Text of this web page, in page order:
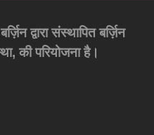
द्वारा संस्थापित बर्ज़िन
की परियोजना है।